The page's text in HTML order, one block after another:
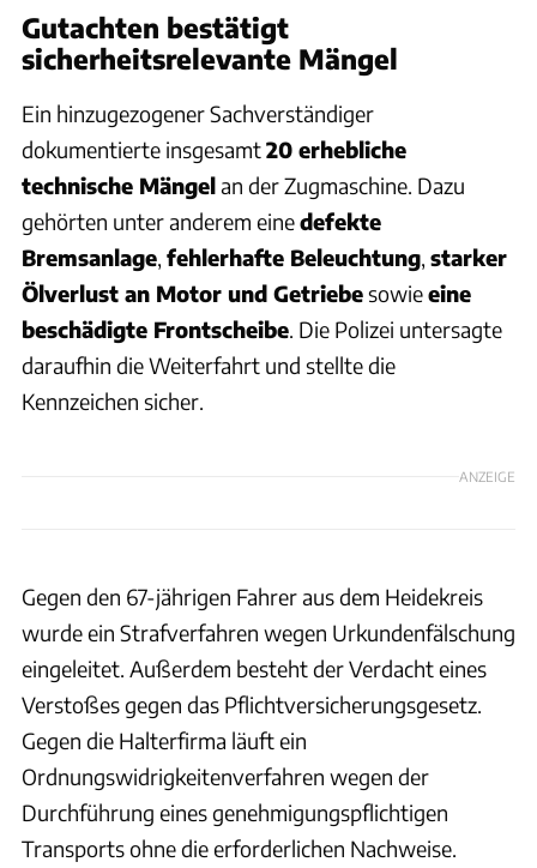
Gutachten bestätigt
sicherheitsrelevante Mängel
Ein hinzugezogener Sachverständiger
dokumentierte insgesamt20 erhebliche
technische Mängelan der Zugmaschine. Dazu
gehörten unter anderem einedefekte
Bremsanlage, fehlerhafte Beleuchtung, starker
Ölverlust an Motor und Getriebesowieeine
beschädigte Frontscheibe. Die Polizei untersagte
daraufhin die Weiterfahrt und stellte die
Kennzeichen sicher.
ANZEIGE
Gegen den 67-jährigen Fahrer aus dem Heidekreis
wurde ein Strafverfahren wegen Urkundenfälschung
eingeleitet. Außerdem besteht der Verdacht eines
Verstoßes gegen das Pflichtversicherungsgesetz.
Gegen die Halterfirma läuft ein
Ordnungswidrigkeitenverfahren wegen der
Durchführung eines genehmigungspflichtigen
Transports ohne die erforderlichen Nachweise.